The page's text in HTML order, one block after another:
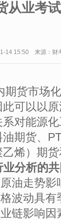
从业考
14 15:50 来源：财
期货市场
可以以
对能源
期货、
烯）期
业分析的
油走势影
格波动具
业链影响因